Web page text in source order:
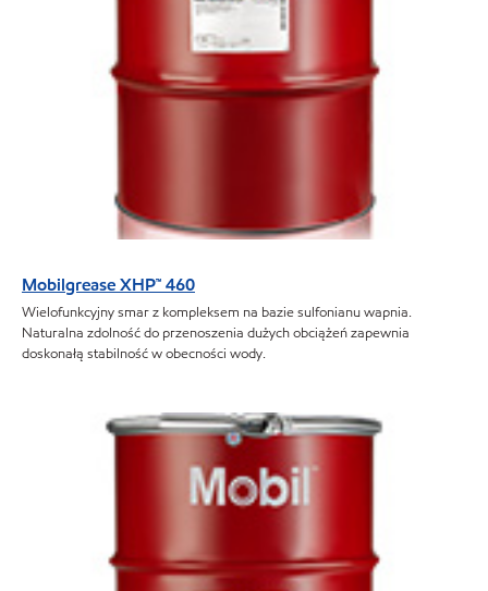
Mobilgrease XHP™ 460
Wielofunkcyjny smar z kompleksem na bazie sulfonianu wapnia.
Naturalna zdolność do przenoszenia dużych obciążeń zapewnia
doskonałą stabilność w obecności wody.